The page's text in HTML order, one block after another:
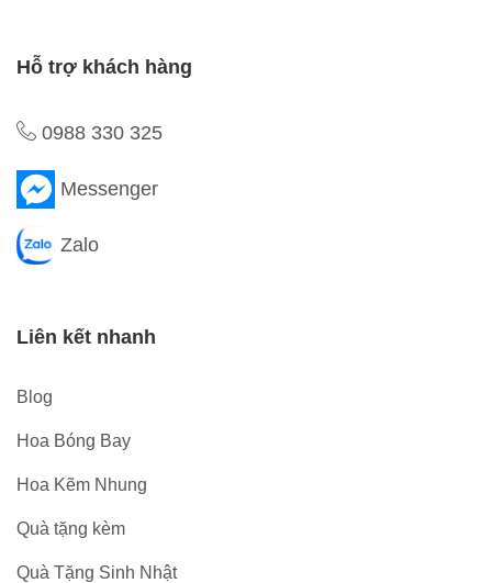
Hỗ trợ khách hàng
0988 330 325
Messenger
Zalo
Liên kết nhanh
Blog
Hoa Bóng Bay
Hoa Kẽm Nhung
Quà tặng kèm
Quà Tặng Sinh Nhật